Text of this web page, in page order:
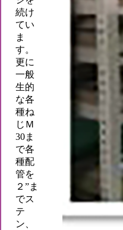
続け
てい
ま
す。
更に
一般
生的
な各
種ね
じＭ
30ま
で各
種配
管を
２”ま
でス
テ
ン、